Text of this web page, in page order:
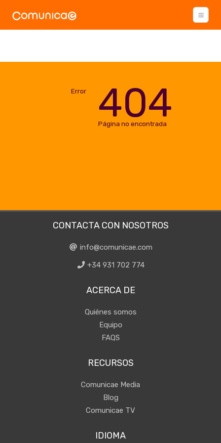
Error 404
Página no encontrada
CONTACTA CON NOSOTROS
info@comunicae.com
+34 931 702 774
ACERCA DE
Quiénes somos
Equipo
FAQS
RECURSOS
Comunicae Media
Blog
Comunicae TV
IDIOMA